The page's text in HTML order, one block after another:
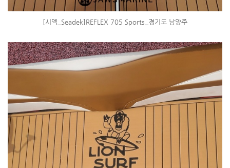
[시덱_Seadek]REFLEX 705 Sports_경기도 남양주